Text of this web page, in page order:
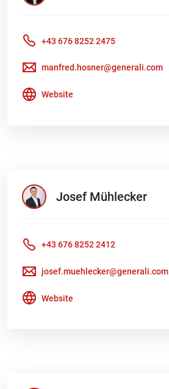
+43 676 8252 2475
manfred.hosner@generali.com
Website
Josef Mühlecker
+43 676 8252 2412
josef.muehlecker@generali.com
Website